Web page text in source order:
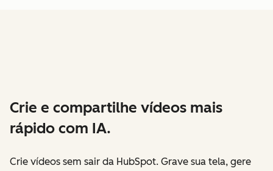
Crie e compartilhe vídeos mais
rápido com IA.
Crie vídeos sem sair da HubSpot. Grave sua tela, gere